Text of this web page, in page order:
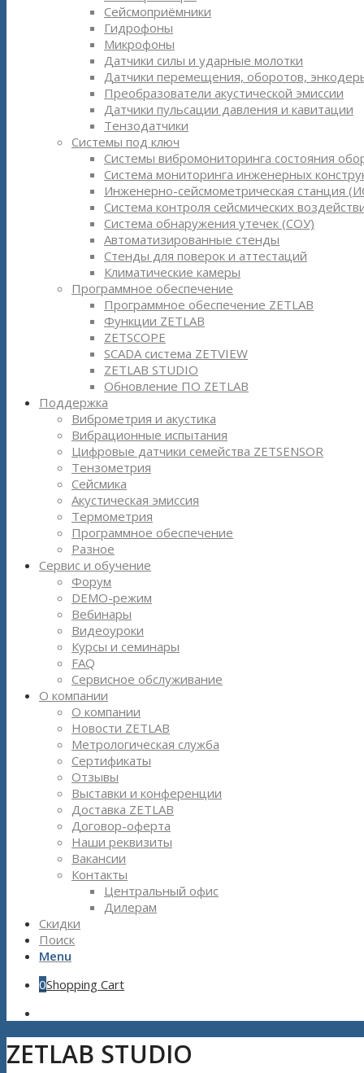
Сейсмоприёмники
Гидрофоны
Микрофоны
Датчики силы и ударные молотки
Датчики перемещения, оборотов,
Преобразователи акустической эмиссии
Датчики пульсации давления и кавитации
Тензодатчики
Системы под ключ
Системы вибромониторинга состояния
Система мониторинга инженерных
Инженерно-сейсмометрическая станция
Система контроля сейсмических
Система обнаружения утечек (СОУ)
Автоматизированные стенды
Стенды для поверок и аттестаций
Климатические камеры
Программное обеспечение
Программное обеспечение ZETLAB
Функции ZETLAB
ZETSCOPE
SCADA система ZETVIEW
ZETLAB STUDIO
Обновление ПО ZETLAB
Поддержка
Виброметрия и акустика
Вибрационные испытания
Цифровые датчики семейства ZETSENSOR
Тензометрия
Сейсмика
Акустическая эмиссия
Термометрия
Программное обеспечение
Разное
Сервис и обучение
Форум
DEMO-режим
Вебинары
Видеоуроки
Курсы и семинары
FAQ
Сервисное обслуживание
О компании
О компании
Новости ZETLAB
Метрологическая служба
Сертификаты
Отзывы
Выставки и конференции
Доставка ZETLAB
Договор-оферта
Наши реквизиты
Вакансии
Контакты
Центральный офис
Дилерам
Скидки
Поиск
Menu
0Shopping Cart
ZETLAB STUDIO